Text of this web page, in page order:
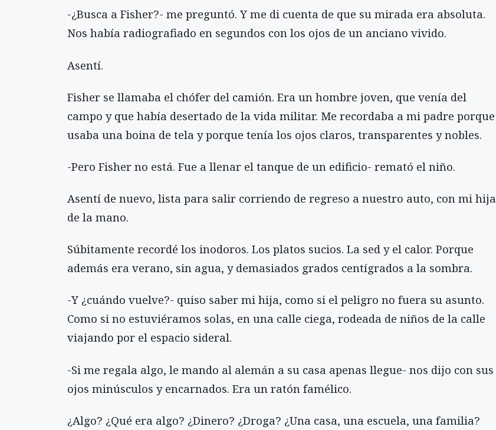
-¿Busca a Fisher?- me preguntó. Y me di cuenta de que su mirada era absoluta.
Nos había radiografiado en segundos con los ojos de un anciano vivido.
Asentí.
Fisher se llamaba el chófer del camión. Era un hombre joven, que venía del
campo y que había desertado de la vida militar. Me recordaba a mi padre porque
usaba una boina de tela y porque tenía los ojos claros, transparentes y nobles.
-Pero Fisher no está. Fue a llenar el tanque de un edificio- remató el niño.
Asentí de nuevo, lista para salir corriendo de regreso a nuestro auto, con mi hija
de la mano.
Súbitamente recordé los inodoros. Los platos sucios. La sed y el calor. Porque
además era verano, sin agua, y demasiados grados centígrados a la sombra.
-Y ¿cuándo vuelve?- quiso saber mi hija, como si el peligro no fuera su asunto.
Como si no estuviéramos solas, en una calle ciega, rodeada de niños de la calle
viajando por el espacio sideral.
-Si me regala algo, le mando al alemán a su casa apenas llegue- nos dijo con sus
ojos minúsculos y encarnados. Era un ratón famélico.
¿Algo? ¿Qué era algo? ¿Dinero? ¿Droga? ¿Una casa, una escuela, una familia?